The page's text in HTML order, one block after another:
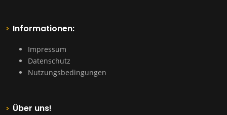
Informationen:
Impressum
Datenschutz
Nutzungsbedingungen
Über uns!